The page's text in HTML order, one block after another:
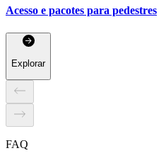
Acesso e pacotes para pedestres
Explorar
FAQ